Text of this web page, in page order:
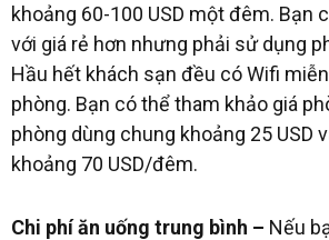
khoảng 60-100 USD một đêm. Bạn
với giá rẻ hơn nhưng phải sử dụng
Hầu hết khách sạn đều có Wifi
phòng. Bạn có thể tham khảo giá
phòng dùng chung khoảng 25 USD
khoảng 70 USD/đêm.
Chi phí ăn uống trung bình – Nếu